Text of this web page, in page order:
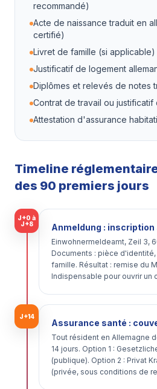
recommandé)
Acte de naissance traduit en
certifié)
Livret de famille (si applicable)
Justificatif de logement
Diplômes et relevés de notes
Contrat de travail ou justificatif
Attestation d'assurance
Timeline
des 90 premiers jours
J+0 à
J+8
Anmeldung : inscription
Einwohnermeldeamt, Zeil 3,
Documents : pièce
famille. Résultat : remise du
Indispensable pour ouvrir un
J+14
Assurance santé :
Tout résident en Allemagne
14 jours. Option 1 :
(publique). Option 2 : Privat
(privée, sous conditions de